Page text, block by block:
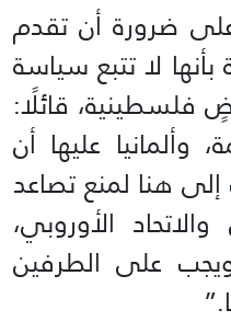
ضرورة أن تقدم
لا تتبع سياسة
فلسطينية، قائلًا:
عليها أن
هنا لمنع تصاعد
الأوروبي،
على الطرفين